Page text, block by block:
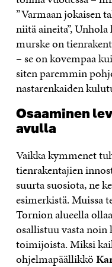
”Varmaan jokaisen
niitä aineita”,
murske on
– se on kovempaa
siten paremmin
nastarenkaiden
Osaaminen
avulla
Vaikka kymmenet
tienrakentajien
suurta suosiota, ne
esimerkistä. Muissa
Tornion alueella
osallistuu vasta
toimijoista. Miksi
ohjelmapäällikkö